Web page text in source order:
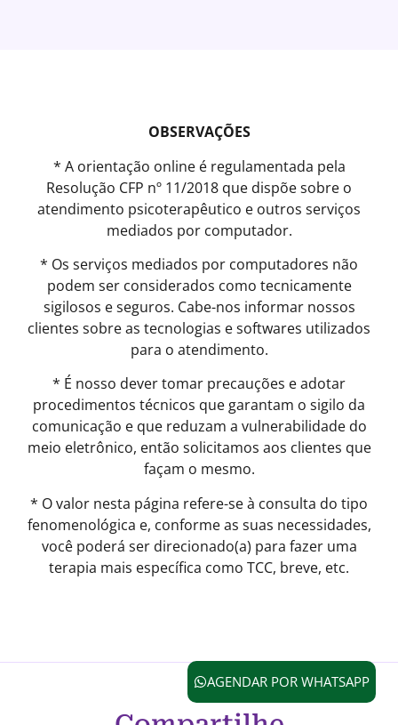
OBSERVAÇÕES
* A orientação online é regulamentada pela
Resolução CFP nº 11/2018 que dispõe sobre o
atendimento psicoterapêutico e outros serviços
mediados por computador.
* Os serviços mediados por computadores não
podem ser considerados como tecnicamente
sigilosos e seguros. Cabe-nos informar nossos
clientes sobre as tecnologias e softwares utilizados
para o atendimento.
* É nosso dever tomar precauções e adotar
procedimentos técnicos que garantam o sigilo da
comunicação e que reduzam a vulnerabilidade do
meio eletrônico, então solicitamos aos clientes que
façam o mesmo.
* O valor nesta página refere-se à consulta do tipo
fenomenológica e, conforme as suas necessidades,
você poderá ser direcionado(a) para fazer uma
terapia mais específica como TCC, breve, etc.
AGENDAR POR WHATSAPP